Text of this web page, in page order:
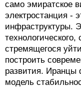
само эмиратское
электростанция -
инфраструктуры.
технологического,
стремящегося
построить
развития. Иранцы
модель